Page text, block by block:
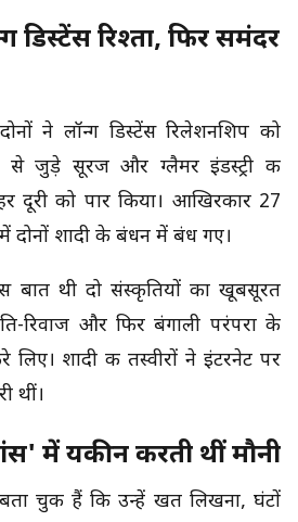
डिस्टेंस रिश्ता, फिर समंदर
ने लॉन्ग डिस्टेंस रिलेशनशिप को
से जुड़े सूरज और ग्लैमर इंडस्ट्री की
दूरी को पार किया। आखिरकार 27
दोनों शादी के बंधन में बंध गए।
बात थी दो संस्कृतियों का खूबसूरत
रिवाज और फिर बंगाली परंपरा के
शादी की तस्वीरों ने इंटरनेट पर
थीं।
में यकीन करती थीं मौनी
चुकी हैं कि उन्हें खत लिखना, घंटों